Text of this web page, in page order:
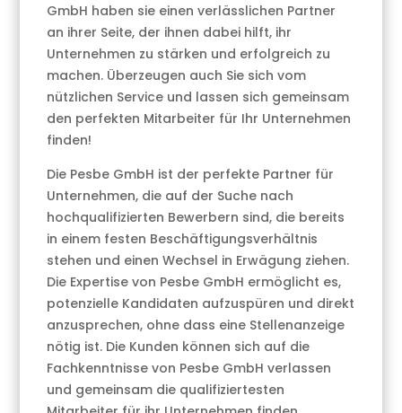
GmbH haben sie einen verlässlichen Partner
an ihrer Seite, der ihnen dabei hilft, ihr
Unternehmen zu stärken und erfolgreich zu
machen. Überzeugen auch Sie sich vom
nützlichen Service und lassen sich gemeinsam
den perfekten Mitarbeiter für Ihr Unternehmen
finden!
Die Pesbe GmbH ist der perfekte Partner für
Unternehmen, die auf der Suche nach
hochqualifizierten Bewerbern sind, die bereits
in einem festen Beschäftigungsverhältnis
stehen und einen Wechsel in Erwägung ziehen.
Die Expertise von Pesbe GmbH ermöglicht es,
potenzielle Kandidaten aufzuspüren und direkt
anzusprechen, ohne dass eine Stellenanzeige
nötig ist. Die Kunden können sich auf die
Fachkenntnisse von Pesbe GmbH verlassen
und gemeinsam die qualifiziertesten